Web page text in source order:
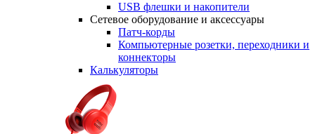
USB флешки и накопители
Сетевое оборудование и аксессуары
Патч-корды
Компьютерные розетки, переходники и
коннекторы
Калькуляторы